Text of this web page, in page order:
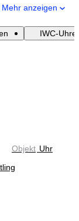
Mehr anzeigen
IWC-
Objekt Uhr